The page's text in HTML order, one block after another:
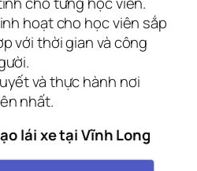
hoạt cho học viên sắp
với thời gian và công
và thực hành nơi
nhất.
lái xe tại Vĩnh Long